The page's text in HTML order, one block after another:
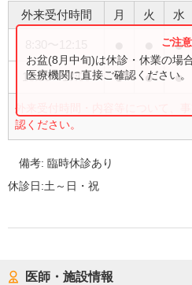
外来受付時間 月 火 水
●
13:00〜17:00 ● ● ●
外来受付時間・内容等について、
認ください。
お盆(8月中旬)は休診・休業の場
医療機関に直接ご確認ください。
備考:臨時休診あり
休診日:土～日・祝
医師・施設情報